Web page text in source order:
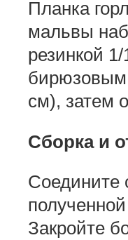
Планка
мальвы
резинкой
бирюзовым
см), затем
Сборка и
Соедините
Закройте